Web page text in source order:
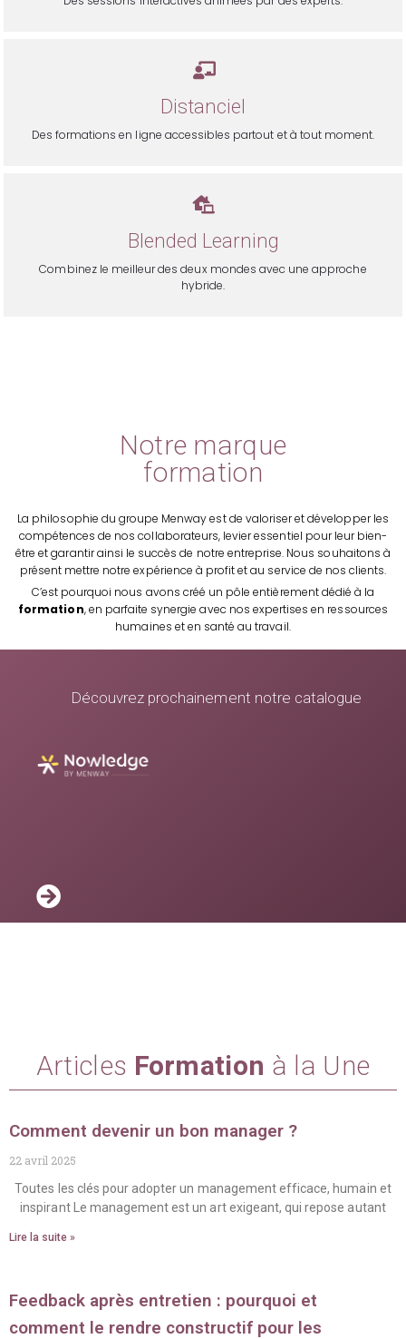
Distanciel
Des formations en ligne accessibles partout et à tout moment.
Blended Learning
Combinez le meilleur des deux mondes avec une approche
hybride.
Notre marque
formation
La philosophie du groupe Menway est de valoriser et développer les
compétences de nos collaborateurs, levier essentiel pour leur bien-
être et garantir ainsi le succès de notre entreprise. Nous souhaitons à
présent mettre notre expérience à profit et au service de nos clients.
C’est pourquoi nous avons créé un pôle entièrement dédié à la
formation, en parfaite synergie avec nos expertises en ressources
humaines et en santé au travail.
Découvrez prochainement notre catalogue
Articles Formation à la Une
Comment devenir un bon manager ?
22 avril 2025
Toutes les clés pour adopter un management efficace, humain et
inspirant Le management est un art exigeant, qui repose autant
Lire la suite »
Feedback après entretien : pourquoi et
comment le rendre constructif pour les